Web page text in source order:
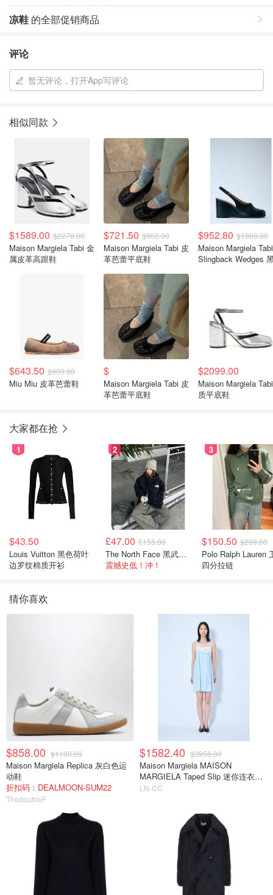
凉鞋 的全部促销商品
评论
暂无评论，打开App写评论
相似同款
$1589.00 $2270.00
Maison Margiela Tabi 金
属皮革高跟鞋
$721.50 $962.00
Maison Margiela Tabi 皮
革芭蕾平底鞋
$952.80 $1986.00
Maison Margiela Tabi
Slingback Wedges
$643.50 $990.00
Miu Miu 皮革芭蕾鞋
$
Maison Margiela Tabi 皮
革芭蕾平底鞋
$2099.00
Maison Margiela
质平底鞋
大家都在抢
1
$43.50
Louis Vuitton 黑色荷叶
边罗纹棉质开衫
2
£47.00 £155.00
The North Face 黑武士冲锋衣
震撼史低！冲！
3
$150.50 $269.00
Polo Ralph Lauren 卫衣
四分拉链
猜你喜欢
$858.00 $1100.00
Maison Margiela Replica 灰白色运
动鞋
折扣码：DEALMOON-SUM22
ThedoubleF
$1582.40 $3956.00
Maison Margiela MAISON
MARGIELA Taped Slip 迷你连衣裙
浅蓝色
LN-CC